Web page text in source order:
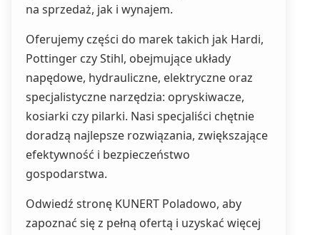
na sprzedaż, jak i wynajem.
Oferujemy części do marek takich jak Hardi,
Pottinger czy Stihl, obejmujące układy
napędowe, hydrauliczne, elektryczne oraz
specjalistyczne narzędzia: opryskiwacze,
kosiarki czy pilarki. Nasi specjaliści chętnie
doradzą najlepsze rozwiązania, zwiększające
efektywność i bezpieczeństwo
gospodarstwa.
Odwiedź stronę KUNERT Poladowo, aby
zapoznać się z pełną ofertą i uzyskać więcej